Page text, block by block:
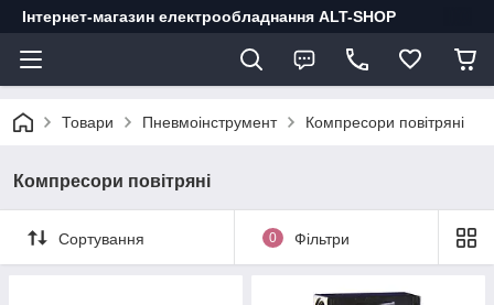
Інтернет-магазин електрообладнання ALT-SHOP
Товари Пневмоінструмент Компресори повітряні
Компресори повітряні
Сортування 0 Фільтри